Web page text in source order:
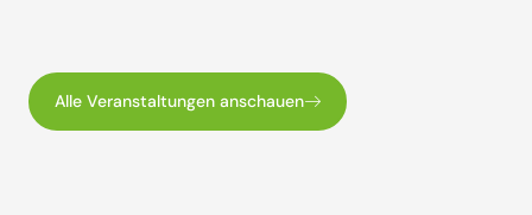
Alle Veranstaltungen anschauen